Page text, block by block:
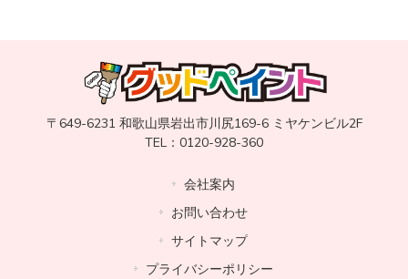
〒649-6231 和歌山県岩出市川尻169-6 ミヤケンビル2F
TEL：0120-928-360
会社案内
お問い合わせ
サイトマップ
プライバシーポリシー